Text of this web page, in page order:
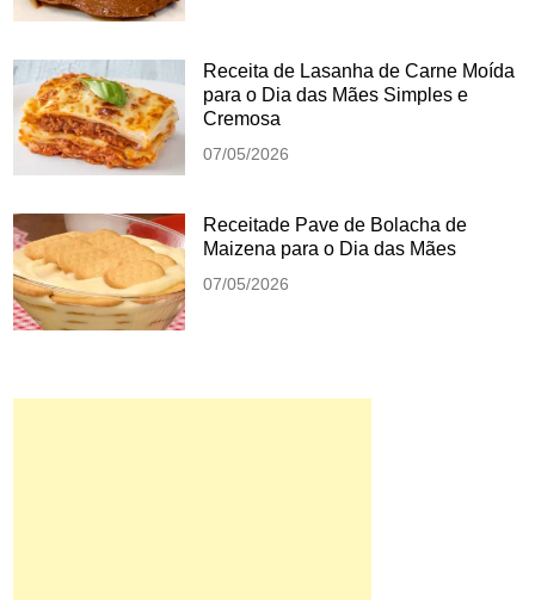
Receita de Lasanha de Carne Moída
para o Dia das Mães Simples e
Cremosa
07/05/2026
Receitade Pave de Bolacha de
Maizena para o Dia das Mães
07/05/2026